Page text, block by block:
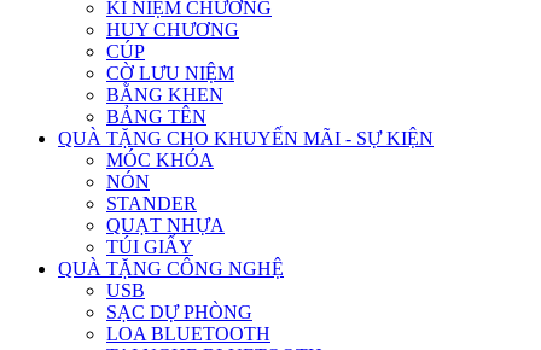
KỈ NIỆM CHƯƠNG
HUY CHƯƠNG
CÚP
CỜ LƯU NIỆM
BẰNG KHEN
BẢNG TÊN
QUÀ TẶNG CHO KHUYẾN MÃI - SỰ KIỆN
MÓC KHÓA
NÓN
STANDER
QUẠT NHỰA
TÚI GIẤY
QUÀ TẶNG CÔNG NGHỆ
USB
SẠC DỰ PHÒNG
LOA BLUETOOTH